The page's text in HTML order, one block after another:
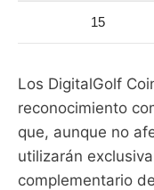
15
Los DigitalGolf
reconocimiento
que, aunque no
utilizarán
complementario